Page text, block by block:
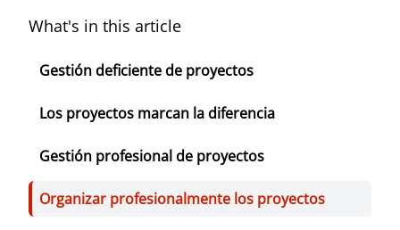
What's in this article
Gestión deficiente de proyectos
Los proyectos marcan la diferencia
Gestión profesional de proyectos
Organizar profesionalmente los proyectos